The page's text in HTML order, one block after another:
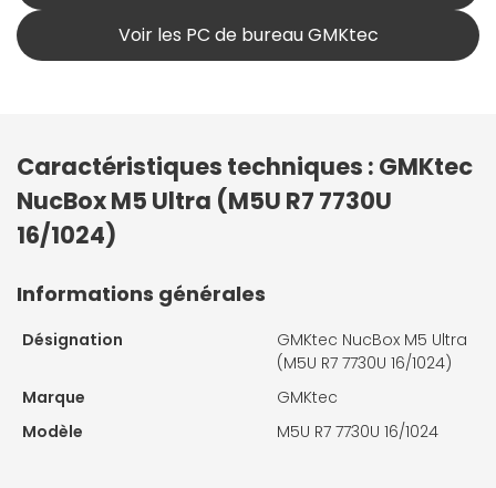
Voir les PC de bureau GMKtec
Caractéristiques techniques : GMKtec
NucBox M5 Ultra (M5U R7 7730U
16/1024)
Informations générales
Désignation
GMKtec NucBox M5 Ultra
(M5U R7 7730U 16/1024)
Marque
GMKtec
Modèle
M5U R7 7730U 16/1024